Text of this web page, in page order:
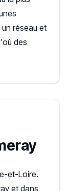
réseau et
des
et-Loire.
et dans